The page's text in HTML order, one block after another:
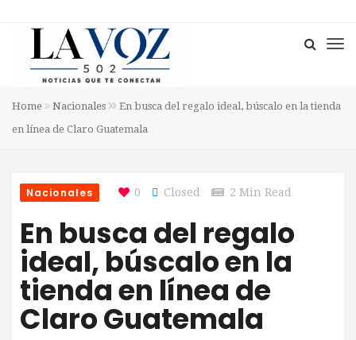
Home Nacionales
En busca del regalo ideal, búscalo en la tienda
en línea de Claro Guatemala
Nacionales 0 Closed 2 Min Read
En busca del regalo
ideal, búscalo en la
tienda en línea de
Claro Guatemala